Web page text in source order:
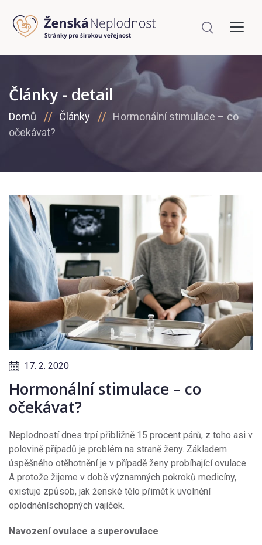
Články - detail
Domů Články
Hormonální stimulace – co
očekávat?
17. 2. 2020
Hormonální stimulace – co
očekávat?
Neplodností dnes trpí přibližně 15 procent párů, z toho asi v
polovině případů je problém na straně ženy. Základem
úspěšného otěhotnění je v případě ženy probíhající ovulace.
A protože žijeme v době významných pokroků medicíny,
existuje způsob, jak ženské tělo přimět k uvolnění
oplodněníschopných vajíček.
Navození ovulace a superovulace